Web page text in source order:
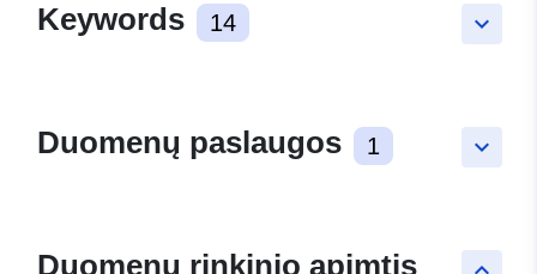
keyboard_arrow_down
Keywords 14
keyboard_arrow_down
Duomenų paslaugos 1
Duomenų rinkinio apimtis